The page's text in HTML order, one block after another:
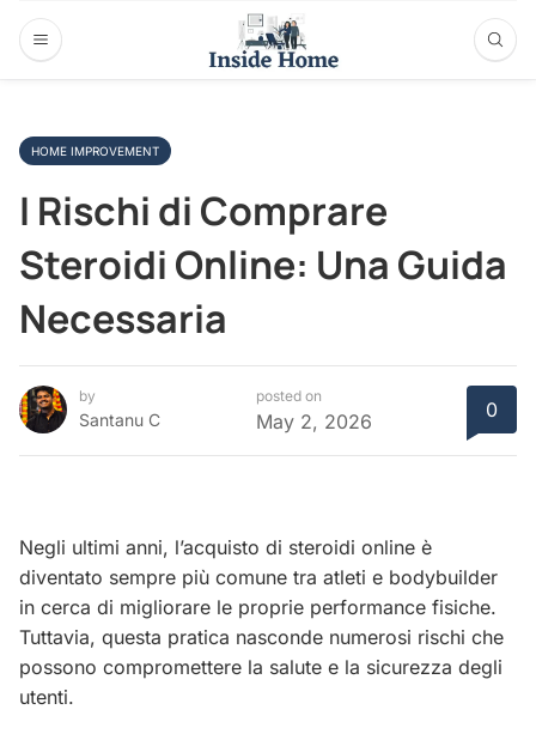
HOME IMPROVEMENT
I Rischi di Comprare
Steroidi Online: Una Guida
Necessaria
by
Santanu C
posted on
May 2, 2026 0
Negli ultimi anni, l’acquisto di steroidi online è
diventato sempre più comune tra atleti e bodybuilder
in cerca di migliorare le proprie performance fisiche.
Tuttavia, questa pratica nasconde numerosi rischi che
possono compromettere la salute e la sicurezza degli
utenti.